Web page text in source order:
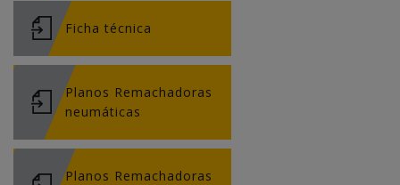
Ficha técnica
Planos Remachadoras
neumáticas
Planos Remachadoras